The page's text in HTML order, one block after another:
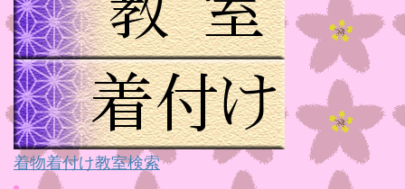
着物着付け教室検索